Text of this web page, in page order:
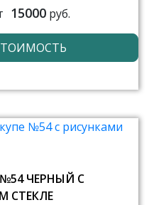
15000руб.
ЧЕРНЫЙ С
СТЕКЛЕ